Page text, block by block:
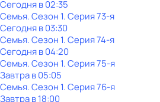
Сегодня в 02:35
Семья. Сезон 1. Серия 73-я
Сегодня в 03:30
Семья. Сезон 1. Серия 74-я
Сегодня в 04:20
Семья. Сезон 1. Серия 75-я
Завтра в 05:05
Семья. Сезон 1. Серия 76-я
Завтра в 18:00